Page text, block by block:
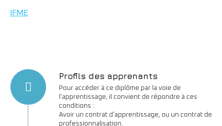
IFME
Profils des apprenants
Pour accéder à ce diplôme par la voie de
l’apprentissage, il convient de répondre à ces
conditions :
Avoir un contrat d’apprentissage, ou un contrat de
professionnalisation.